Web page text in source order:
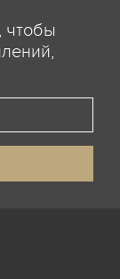
, чтобы